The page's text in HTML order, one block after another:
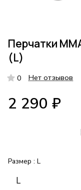
Перчатки
(L)
0 Нет отзывов
2 290 ₽
Размер : L
L